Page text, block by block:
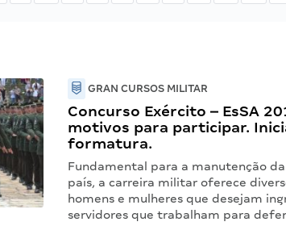
GRAN CURSOS MILITAR
Concurso Exército – EsSA
motivos para participar.
formatura.
Fundamental para a manutenção
país, a carreira militar oferece
homens e mulheres que desejam
servidores que trabalham para